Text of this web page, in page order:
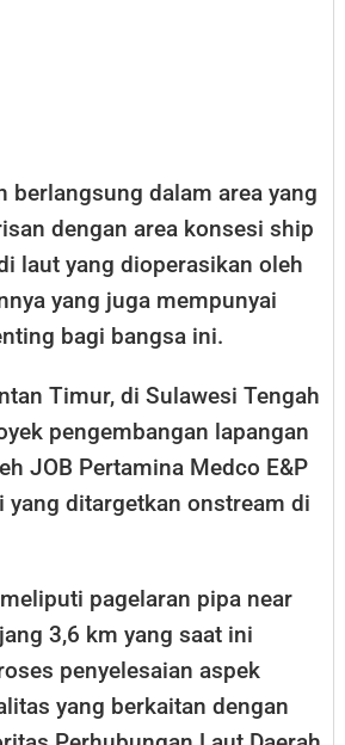
berlangsung dalam area yang
dengan area konsesi ship
laut yang dioperasikan oleh
yang juga mempunyai
bagi bangsa ini.
Timur, di Sulawesi Tengah
pengembangan lapangan
JOB Pertamina Medco E&P
yang ditargetkan onstream di
pagelaran pipa near
3,6 km yang saat ini
penyelesaian aspek
yang berkaitan dengan